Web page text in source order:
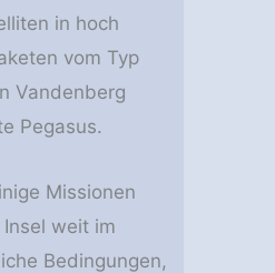
in hoch
vom Typ
Vandenberg
Pegasus.
Missionen
weit im
Bedingungen,